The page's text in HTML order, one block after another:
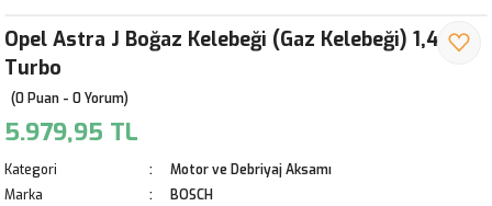
Opel Astra J Boğaz Kelebeği (Gaz Kelebeği) 1,4
Turbo
(0 Puan - 0 Yorum)
5.979,95 TL
Kategori
Motor ve Debriyaj Aksamı
Marka
BOSCH